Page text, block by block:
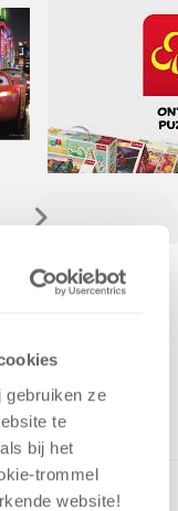
gebruiken ze
te
bij het
trommel
website​!
Disney Cars in